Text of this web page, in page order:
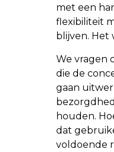
met een
flexibiliteit
blijven. Het
We vragen
die de
gaan
houden.
dat
voldoende